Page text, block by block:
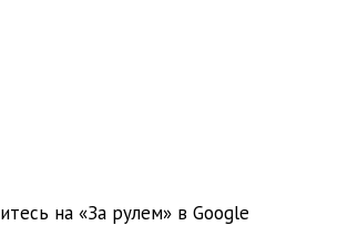
на «За рулем» в Google